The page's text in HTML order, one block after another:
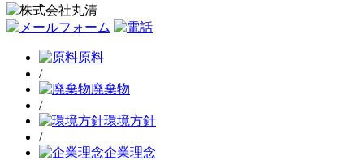
原料
/
廃棄物
/
環境方針
/
企業理念